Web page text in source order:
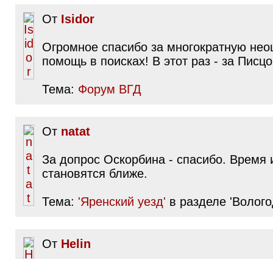
От Isidor
Огромное спасибо за многократную
помощь в поисках! В этот раз - за
Тема: Форум ВГД
От natat
За допрос Оскорбина - спасибо. Время
становятся ближе.
Тема: 'Яренский уезд' в разделе
От Helin